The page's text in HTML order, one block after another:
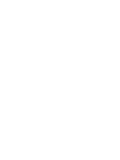
Tips på
kan väljas
dikter. Var
på att
ni ämnar
ha
för dessa.